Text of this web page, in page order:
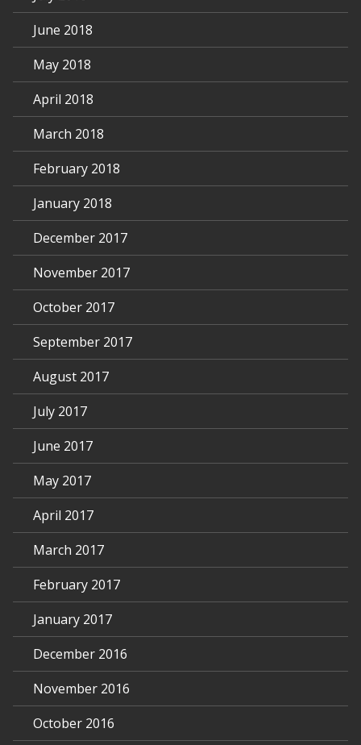
June 2018
May 2018
April 2018
March 2018
February 2018
January 2018
December 2017
November 2017
October 2017
September 2017
August 2017
July 2017
June 2017
May 2017
April 2017
March 2017
February 2017
January 2017
December 2016
November 2016
October 2016